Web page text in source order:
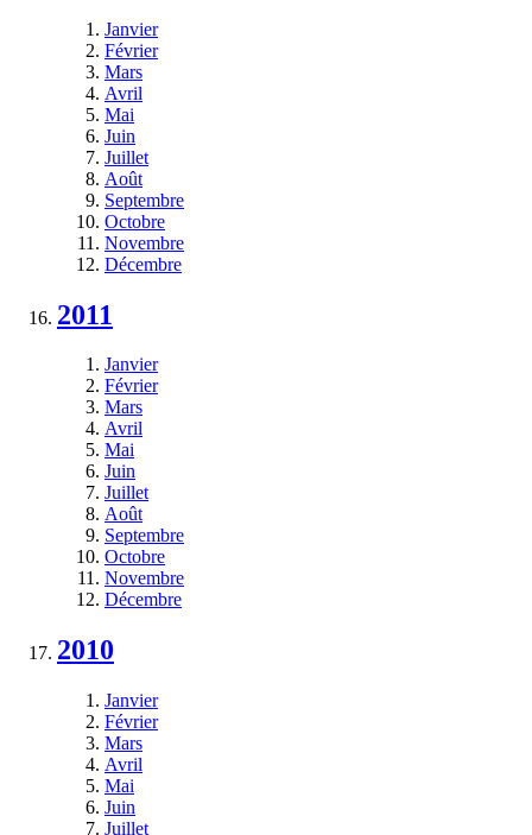
Janvier
Février
Mars
Avril
Mai
Juin
Juillet
Août
Septembre
Octobre
Novembre
Décembre
2011
Janvier
Février
Mars
Avril
Mai
Juin
Juillet
Août
Septembre
Octobre
Novembre
Décembre
2010
Janvier
Février
Mars
Avril
Mai
Juin
Juillet